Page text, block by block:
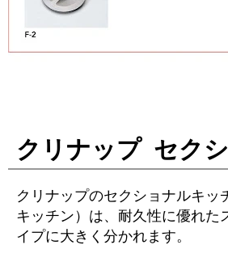
クリナップ セク
クリナップのセクショナルキ
キッチン）は、耐久性に優れた
イプに大きく分かれます。